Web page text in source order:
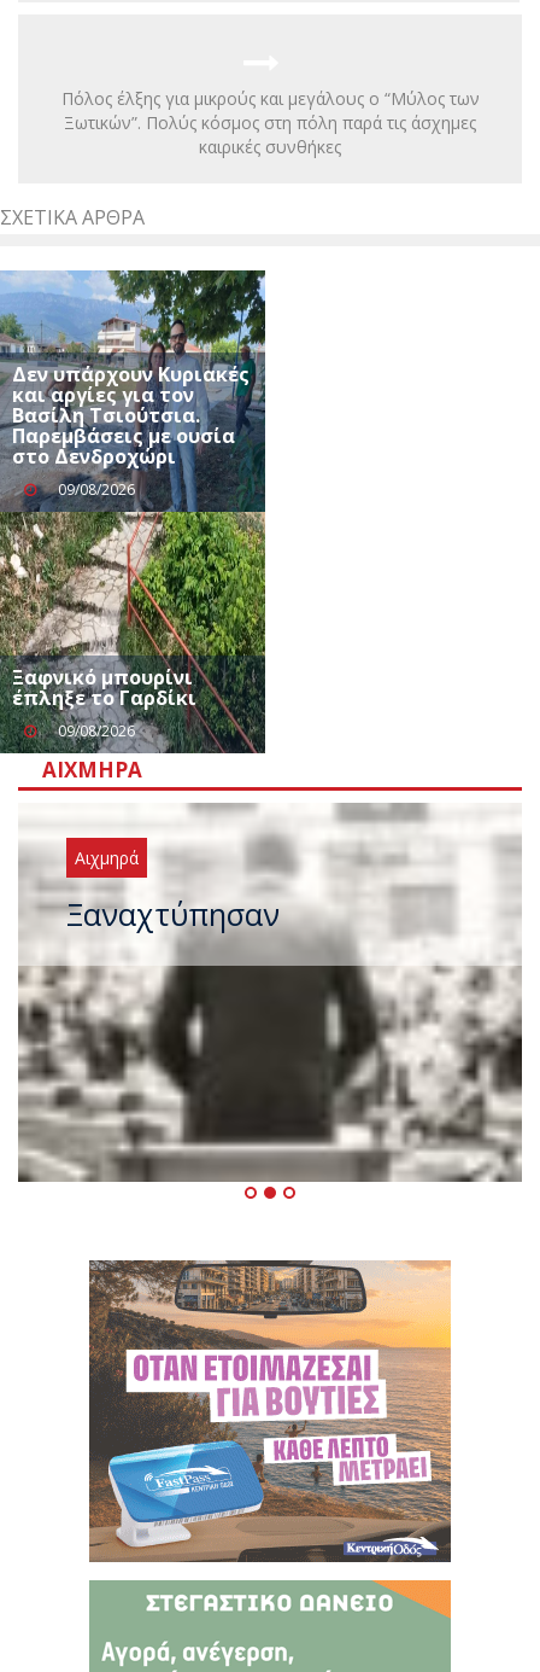
Πόλος έλξης για μικρούς και μεγάλους ο “Μύλος των
Ξωτικών”. Πολύς κόσμος στη πόλη παρά τις άσχημες
καιρικές συνθήκες
ΣΧΕΤΙΚΆ ΆΡΘΡΑ
Δεν υπάρχουν Κυριακές
και αργίες για τον
Βασίλη Τσιούτσια.
Παρεμβάσεις με ουσία
στο Δενδροχώρι
09/08/2026
Ξαφνικό μπουρίνι
έπληξε το Γαρδίκι
09/08/2026
ΑΙΧΜΗΡΆ
Αιχμηρά
Ξαναχτύπησαν